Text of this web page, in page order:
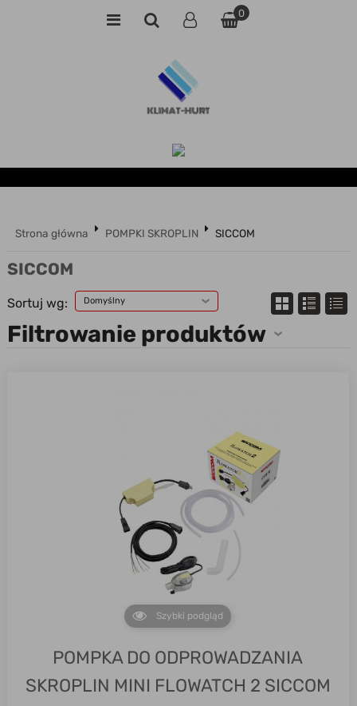
0
Strona główna POMPKI SKROPLIN SICCOM
SICCOM
Sortuj wg: Domyślny
Filtrowanie produktów
Szybki podgląd
POMPKA DO ODPROWADZANIA
SKROPLIN MINI FLOWATCH 2 SICCOM